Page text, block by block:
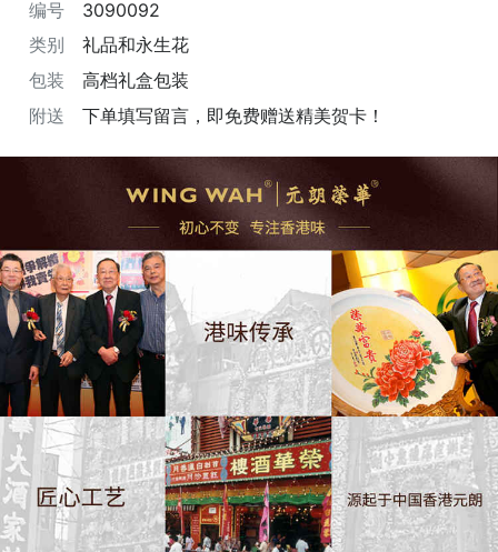
编号
3090092
类别
礼品和永生花
包装
高档礼盒包装
附送
下单填写留言，即免费赠送精美贺卡！